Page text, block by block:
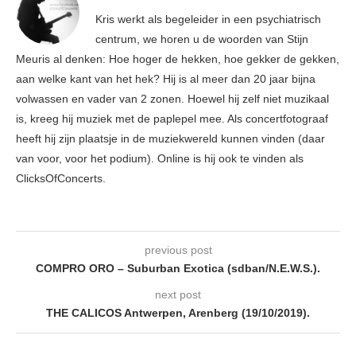
Kris werkt als begeleider in een psychiatrisch
centrum, we horen u de woorden van Stijn
Meuris al denken: Hoe hoger de hekken, hoe gekker de gekken,
aan welke kant van het hek? Hij is al meer dan 20 jaar bijna
volwassen en vader van 2 zonen. Hoewel hij zelf niet muzikaal
is, kreeg hij muziek met de paplepel mee. Als concertfotograaf
heeft hij zijn plaatsje in de muziekwereld kunnen vinden (daar
van voor, voor het podium). Online is hij ook te vinden als
ClicksOfConcerts.
previous post
COMPRO ORO – Suburban Exotica (sdban/N.E.W.S.).
next post
THE CALICOS Antwerpen, Arenberg (19/10/2019).